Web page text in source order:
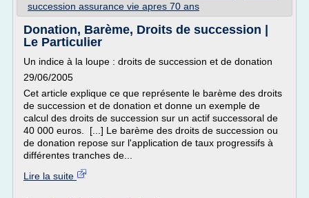
succession assurance vie apres 70 ans
Donation, Barème, Droits de succession |
Le Particulier
Un indice à la loupe : droits de succession et de donation
29/06/2005
Cet article explique ce que représente le barème des droits
de succession et de donation et donne un exemple de
calcul des droits de succession sur un actif successoral de
40 000 euros. [...] Le barème des droits de succession ou
de donation repose sur l'application de taux progressifs à
différentes tranches de...
Lire la suite